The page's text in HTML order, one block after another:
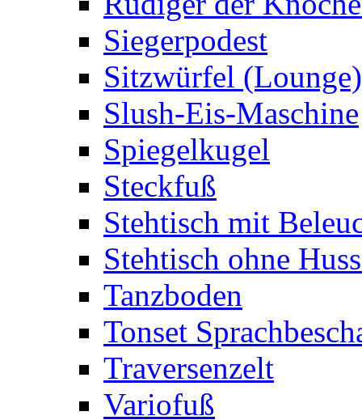
Siegerpodest
Sitzwürfel (Lounge)
Slush-Eis-Maschine
Spiegelkugel
Steckfuß
Stehtisch mit
Stehtisch ohne
Tanzboden
Tonset
Traversenzelt
Variofuß